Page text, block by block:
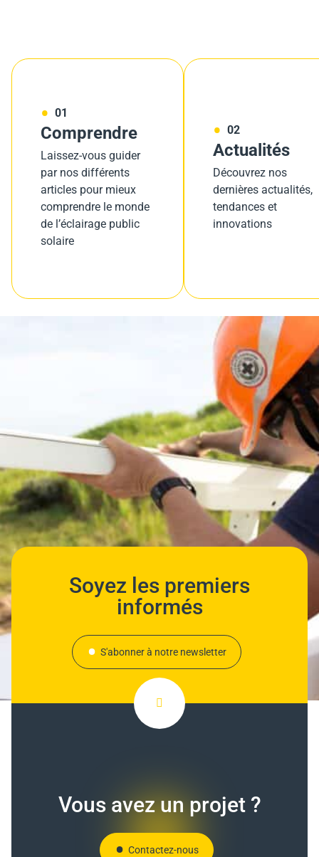
01
Comprendre
Laissez-vous guider
par nos différents
articles pour mieux
comprendre le monde
de l’éclairage public
solaire
02
Actualités
Découvrez nos
dernières actualités,
tendances et
innovations
Soyez les premiers
informés
S'abonner à notre newsletter
Vous avez un projet ?
Contactez-nous